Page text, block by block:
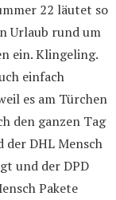
22 läutet so
Urlaub rund um
ein. Klingeling.
einfach
es am Türchen
den ganzen Tag
DHL Mensch
und der DPD
Pakete